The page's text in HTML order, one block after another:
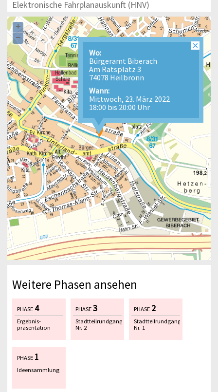
Elektronische Fahrplanauskunft (HNV)

Wo:
Bürgeramt Biberach
Am Ratsplatz 3
74078 Heilbronn
Wann:
Mittwoch, 23. März 2022
18:00 bis 20:00 Uhr
+
−
Weitere Phasen ansehen
PHASE 4
Ergebnis-
präsentation
PHASE 3
Stadtteilrundgang
Nr. 2
PHASE 2
Stadtteilrundgang
Nr. 1
PHASE 1
Ideensammlung